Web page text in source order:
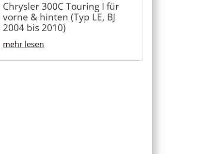
Chrysler 300C Touring I für
vorne & hinten (Typ LE, BJ
2004 bis 2010)
mehr lesen